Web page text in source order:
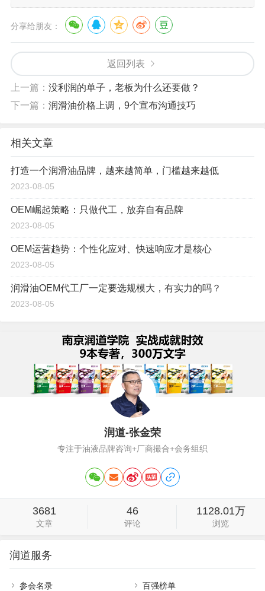
分享给朋友：
返回列表
上一篇： 没利润的单子，老板为什么还要做？
下一篇： 润滑油价格上调，9个宣布沟通技巧
相关文章
打造一个润滑油品牌，越来越简单，门槛越来越低
2023-08-05
OEM崛起策略：只做代工，放弃自有品牌
2023-08-05
OEM运营趋势：个性化应对、快速响应才是核心
2023-08-05
润滑油OEM代工厂一定要选规模大，有实力的吗？
2023-08-05
润道-张金荣
专注于油液品牌咨询+厂商撮合+会务组织
3681
文章
46
评论
1128.01万
浏览
润道服务
参会名录 百强榜单